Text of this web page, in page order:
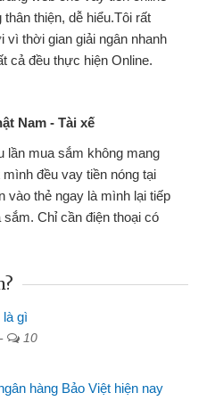
chiếc xe wave
cần gặp mặt nên
nhiều lúc cần
đến website qua
đã giải quyết
gì
- 10
hàng Bảo Việt hiện nay